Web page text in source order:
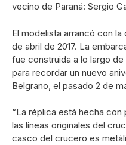
vecino de Paraná: Sergio
El modelista arrancó con
de abril de 2017. La
fue construida a lo largo
para recordar un nuevo
Belgrano, el pasado 2 de
“La réplica está hecha
las líneas originales del
casco del crucero es